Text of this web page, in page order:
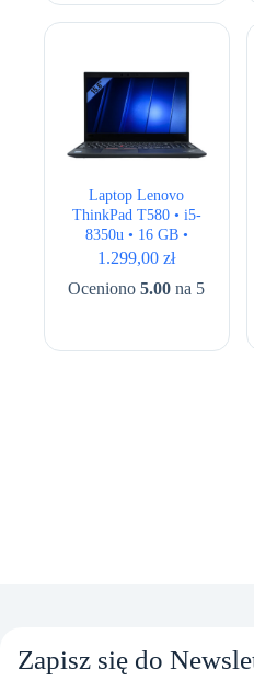
Laptop Lenovo
ThinkPad T580 • i5-
8350u • 16 GB •
256GB • UHD 620 •
1.299,00zł
Oceniono5.00 na 5
Zapisz się do